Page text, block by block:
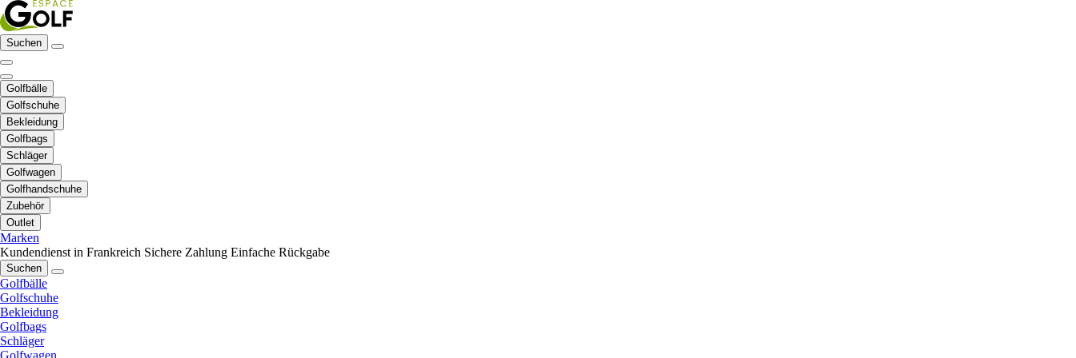
Suchen
Golfbälle
Golfschuhe
Bekleidung
Golfbags
Schläger
Golfwagen
Golfhandschuhe
Zubehör
Outlet
Marken
Kundendienst in Frankreich Sichere Zahlung Einfache Rückgabe
Suchen
Golfbälle
Golfschuhe
Bekleidung
Golfbags
Schläger
Golfwagen